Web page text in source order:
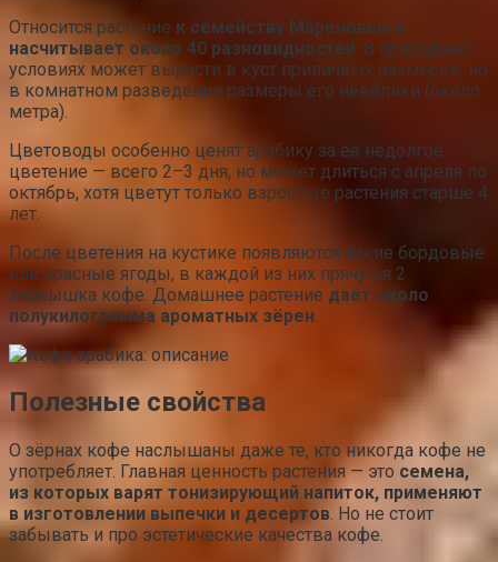
Относится растение к семейству Мареновых и
насчитывает около 40 разновидностей . В природных
условиях может вырасти в куст приличных размеров, но
в комнатном разведении размеры его невелики (около
метра).
Цветоводы особенно ценят арабику за её недолгое
цветение — всего 2–3 дня, но может длиться с апреля по
октябрь, хотя цветут только взрослые растения старше 4
лет.
После цветения на кустике появляются яркие бордовые
или красные ягоды, в каждой из них прячутся 2
зёрнышка кофе. Домашнее растение даёт около
полукилограмма ароматных зёрен
Полезные свойства
О зёрнах кофе наслышаны даже те, кто никогда кофе не
употребляет. Главная ценность растения — это семена,
из которых варят тонизирующий напиток, применяют
в изготовлении выпечки и десертов. Но не стоит
забывать и про эстетические качества кофе.